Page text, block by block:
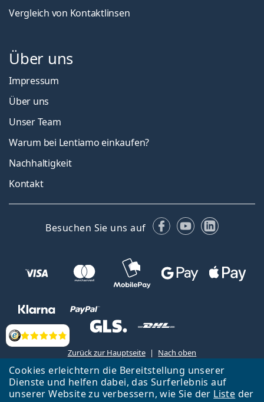
Cookies erleichtern die Bereitstellung unserer
Dienste und helfen dabei, das Surferlebnis auf
unserer Website zu verbessern, wie Sie der Liste der
Bewertung
Vergleich von Kontaktlinsen
Über uns
Impressum
Über uns
Unser Team
Warum bei Lentiamo einkaufen?
Nachhaltigkeit
Kontakt
Besuchen Sie uns auf Facebook
YouTubeLinkedIn
Zurück zur Hauptseite
Nach oben
Lentiamo s.r.o., Tschechien ist Eigentümer und Betreiber des Online-
Shops Lentiamo.de
Seit 18 Jahren sind wir für Sie da.